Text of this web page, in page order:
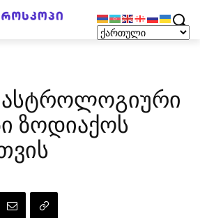
ასტროლოგიური
ზოდიაქოს